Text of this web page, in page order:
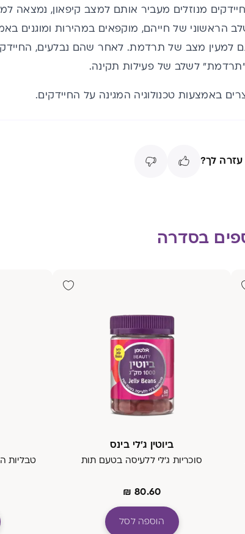
מנוזלים מעביר אותם למצב קיפאון, נמצאה
של חייהם, מוקפאים במהירות ומוגנים
למעין מצב של תרדמת. לאחר שהם נבלעים,
לשלב של פעילות תקינה.
באמצעות טכנולוגיה המגינה על החיידקים.
לך?
בסדרה
ביוטין ג'לי בינס
סוכריות ג'לי ללעיסה בטעם תות
₪ 80.60
הוספה לסל
טבליות